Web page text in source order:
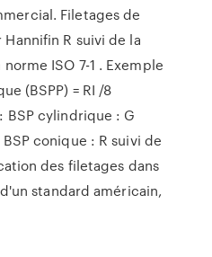
Filetages de
R suivi de la
ISO 7-1 . Exemple
(BSPP) = RI /8
BSP cylindrique : G
conique : R suivi de
des filetages dans
standard américain,